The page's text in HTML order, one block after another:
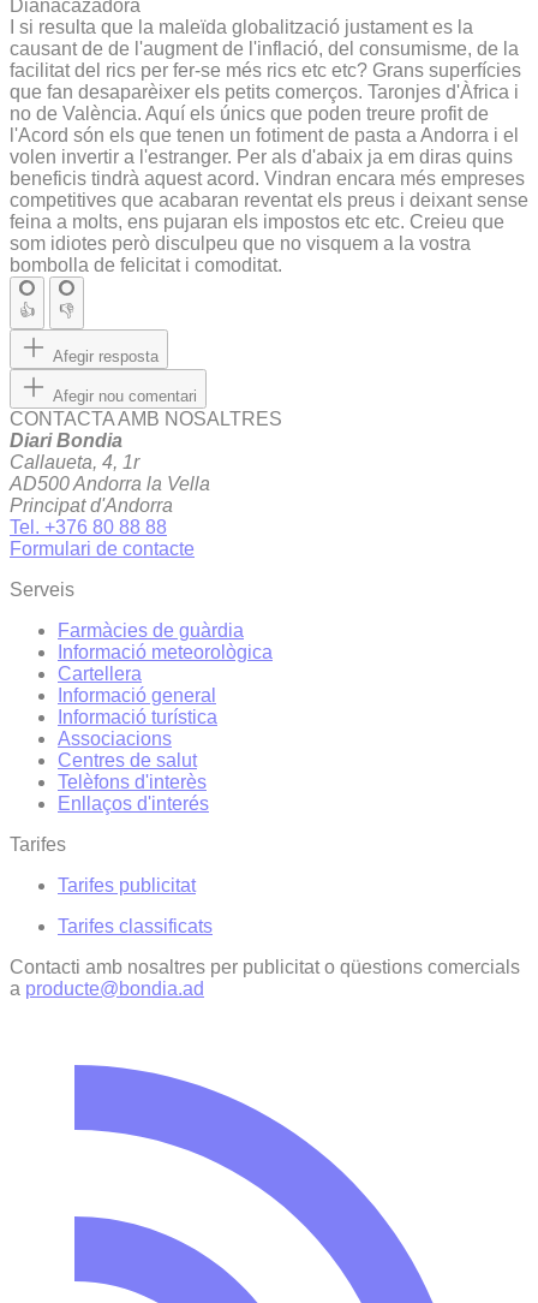
Dianacazadora
I si resulta que la maleïda globalització justament es la
causant de de l'augment de l'inflació, del consumisme, de la
facilitat del rics per fer-se més rics etc etc? Grans superfícies
que fan desaparèixer els petits comerços. Taronjes d'Àfrica i
no de València. Aquí els únics que poden treure profit de
l'Acord són els que tenen un fotiment de pasta a Andorra i el
volen invertir a l'estranger. Per als d'abaix ja em diras quins
beneficis tindrà aquest acord. Vindran encara més empreses
competitives que acabaran reventat els preus i deixant sense
feina a molts, ens pujaran els impostos etc etc. Creieu que
som idiotes però disculpeu que no visquem a la vostra
bombolla de felicitat i comoditat.
👍 👎
Afegir resposta
Afegir nou comentari
CONTACTA AMB NOSALTRES
Diari Bondia
Callaueta, 4, 1r
AD500 Andorra la Vella
Principat d'Andorra
Tel. +376 80 88 88
Formulari de contacte
Serveis
Farmàcies de guàrdia
Informació meteorològica
Cartellera
Informació general
Informació turística
Associacions
Centres de salut
Telèfons d'interès
Enllaços d'interés
Tarifes
Tarifes publicitat
Tarifes classificats
Contacti amb nosaltres per publicitat o qüestions comercials
a producte@bondia.ad